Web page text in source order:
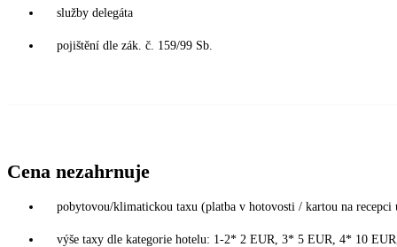
služby delegáta
pojištění dle zák. č. 159/99 Sb.
Cena nezahrnuje
pobytovou/klimatickou taxu (platba v hotovosti / kartou na
výše taxy dle kategorie hotelu: 1-2* 2 EUR, 3* 5 EUR, 4* 10